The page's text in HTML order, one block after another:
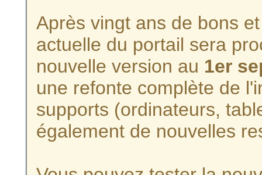
Après vingt ans de bons
actuelle du portail sera
nouvelle version au 1er
une refonte complète de
supports (ordinateurs,
également de nouvelles